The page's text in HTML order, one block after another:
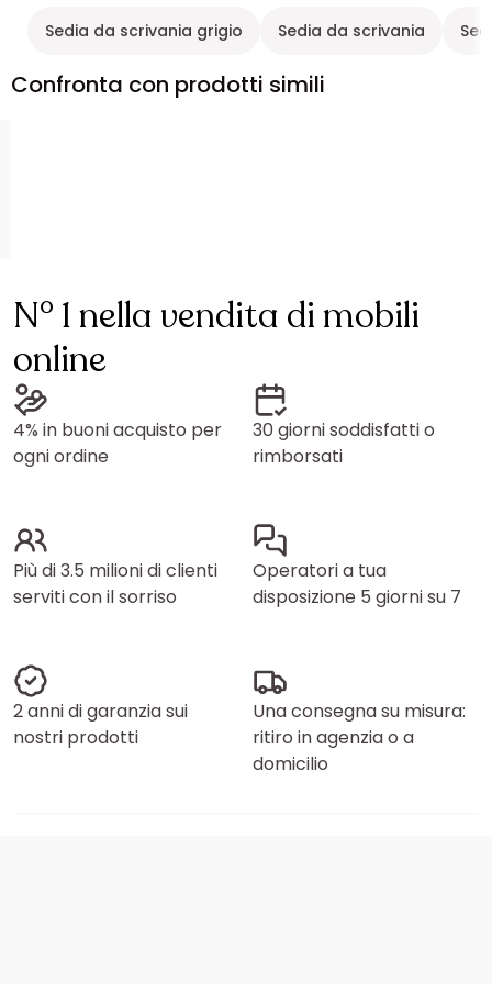
Sedia da scrivania grigio Sedia da scrivania
Confronta con prodotti simili
N° 1 nella vendita di mobili
online
4% in buoni acquisto per
ogni ordine
30 giorni soddisfatti o
rimborsati
Più di 3.5 milioni di clienti
serviti con il sorriso
Operatori a tua
disposizione 5 giorni su 7
2 anni di garanzia sui
nostri prodotti
Una consegna su misura:
ritiro in agenzia o a
domicilio